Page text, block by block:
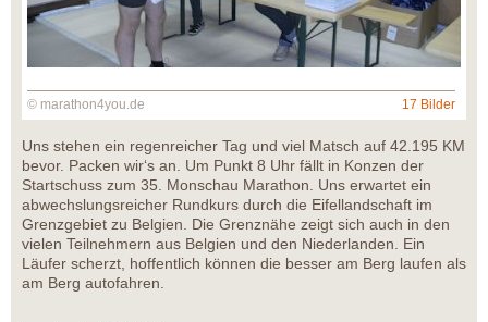
© marathon4you.de 17 Bilder
Uns stehen ein regenreicher Tag und viel Matsch auf 42.195 KM
bevor. Packen wir‘s an. Um Punkt 8 Uhr fällt in Konzen der
Startschuss zum 35. Monschau Marathon. Uns erwartet ein
abwechslungsreicher Rundkurs durch die Eifellandschaft im
Grenzgebiet zu Belgien. Die Grenznähe zeigt sich auch in den
vielen Teilnehmern aus Belgien und den Niederlanden. Ein
Läufer scherzt, hoffentlich können die besser am Berg laufen als
am Berg autofahren.